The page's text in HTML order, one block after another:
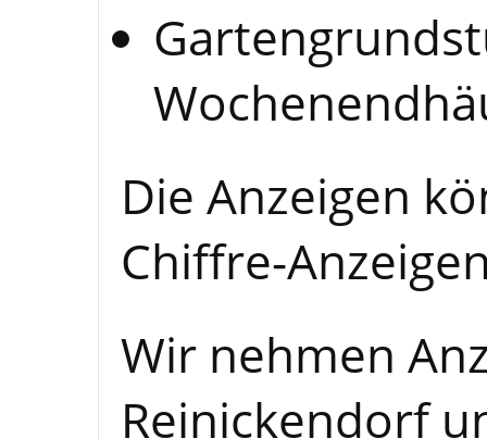
Die Anzeigen
Chiffre-
Wir nehmen
Reinickendorf